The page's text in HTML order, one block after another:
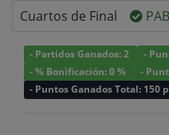
Cuartos de Final
- Partidos Ganados: 2
-
- % Bonificación: 0 %
-
- Puntos Ganados Total: 150